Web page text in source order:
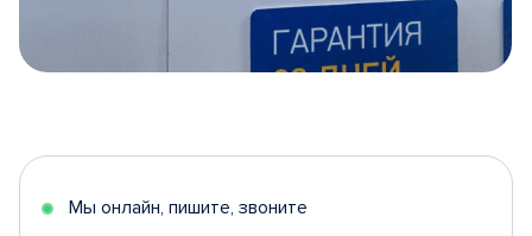
5
Мы онлайн, пишите, звоните